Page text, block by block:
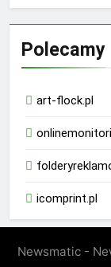
Polecamy
art-flock.pl
icomprint.pl
Newsmatic -